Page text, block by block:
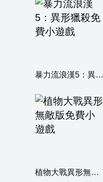
暴力流浪漢5：異形獵殺
植物大戰異形無敵版